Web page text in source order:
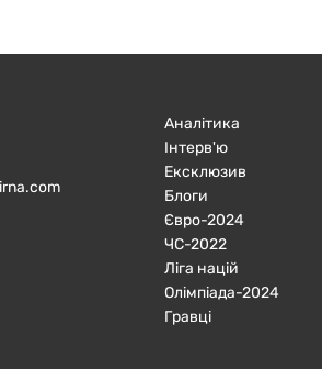
Аналітика
Інтерв'ю
Ексклюзив
Блоги
Євро-2024
ЧC-2022
Ліга націй
Олімпіада-2024
Гравці